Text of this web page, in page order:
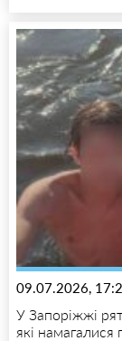
09.07.2026,
У Запоріжжі
які